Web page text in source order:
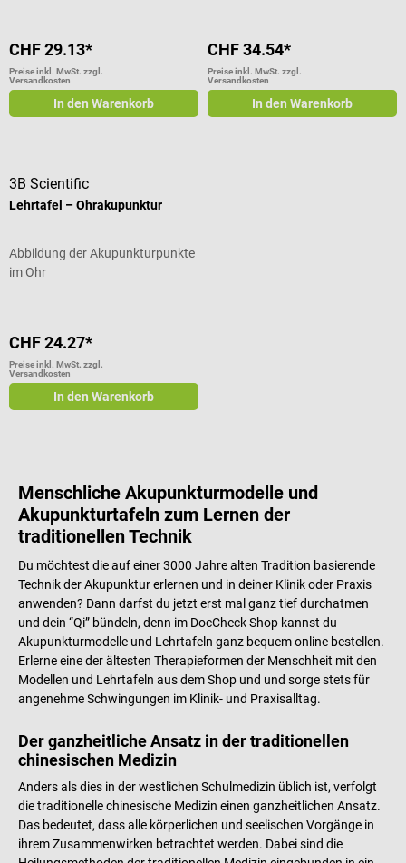
CHF 29.13*
Preise inkl. MwSt. zzgl.
Versandkosten
In den Warenkorb
CHF 34.54*
Preise inkl. MwSt. zzgl.
Versandkosten
In den Warenkorb
3B Scientific
Lehrtafel – Ohrakupunktur
Abbildung der Akupunkturpunkte
im Ohr
CHF 24.27*
Preise inkl. MwSt. zzgl.
Versandkosten
In den Warenkorb
Menschliche Akupunkturmodelle und
Akupunkturtafeln zum Lernen der
traditionellen Technik
Du möchtest die auf einer 3000 Jahre alten Tradition basierende
Technik der Akupunktur erlernen und in deiner Klinik oder Praxis
anwenden? Dann darfst du jetzt erst mal ganz tief durchatmen
und dein “Qi” bündeln, denn im DocCheck Shop kannst du
Akupunkturmodelle und Lehrtafeln ganz bequem online bestellen.
Erlerne eine der ältesten Therapieformen der Menschheit mit den
Modellen und Lehrtafeln aus dem Shop und und sorge stets für
angenehme Schwingungen im Klinik- und Praxisalltag.
Der ganzheitliche Ansatz in der traditionellen
chinesischen Medizin
Anders als dies in der westlichen Schulmedizin üblich ist, verfolgt
die traditionelle chinesische Medizin einen ganzheitlichen Ansatz.
Das bedeutet, dass alle körperlichen und seelischen Vorgänge in
ihrem Zusammenwirken betrachtet werden. Dabei sind die